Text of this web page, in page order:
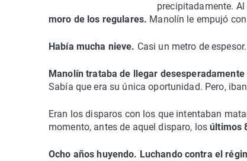
precipitadamente.
moro de los regulares. Manolín le empujó
Había mucha nieve. Casi un metro de
Manolín trataba de llegar desesperadamente
Sabía que era su única oportunidad. Pero,
Eran los disparos con los que intentaban
momento, antes de aquel disparo, los últimos
Ocho años huyendo. Luchando contra el